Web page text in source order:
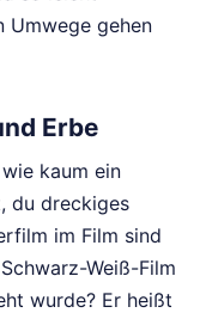
Umwege gehen
Erbe
kaum ein
du dreckiges
im Film sind
Weiß-Film
wurde? Er heißt